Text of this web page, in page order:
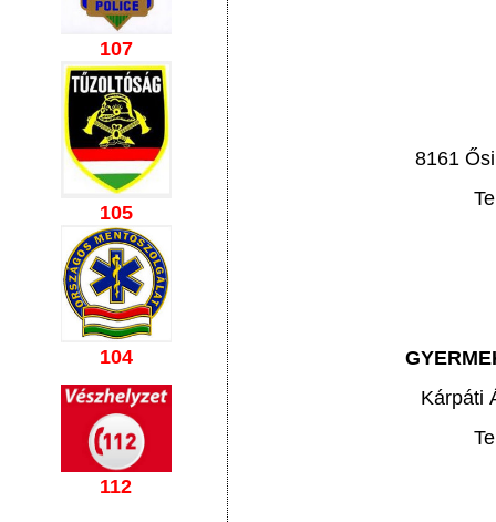
107
105
104
112
8161
Kárpáti